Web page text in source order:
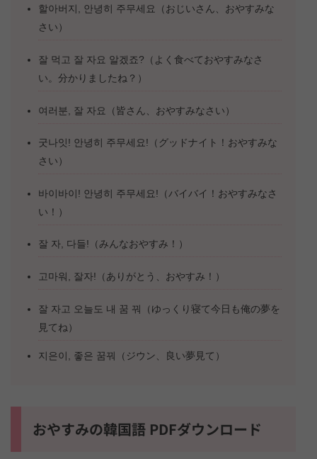
할아버지, 안녕히 주무세요（おじいさん、おやすみな
さい）
잘 먹고 잘 자요 알겠죠?（よく食べておやすみなさ
い。分かりましたね？）
여러분, 잘 자요（皆さん、おやすみなさい）
굿나잇! 안녕히 주무세요!（グッドナイト！おやすみな
さい）
바이바이! 안녕히 주무세요!（バイバイ！おやすみなさ
い！）
잘 자, 다들!（みんなおやすみ！）
고마워, 잘자!（ありがとう、おやすみ！）
잘 자고 오늘도 내 꿈 꿔（ゆっくり寝て今日も俺の夢を
見てね）
지은이, 좋은 꿈꿔（ジウン、良い夢見て）
おやすみの韓国語 PDFダウンロード